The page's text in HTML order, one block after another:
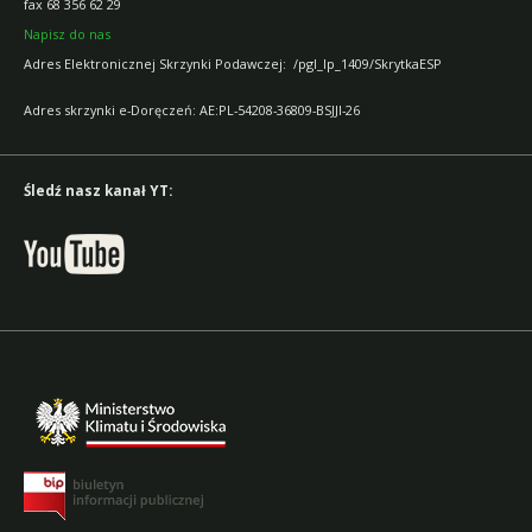
fax 68 356 62 29
Napisz do nas
Adres Elektronicznej Skrzynki Podawczej: /pgl_lp_1409/SkrytkaESP
Adres skrzynki e-Doręczeń: AE:PL-54208-36809-BSJJI-26
Śledź nasz kanał YT: